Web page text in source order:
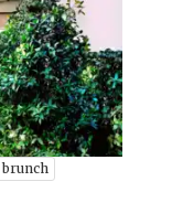
brunch